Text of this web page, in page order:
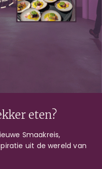
ga je akkoord met
eten?
Smaakreis,
uit de wereld van